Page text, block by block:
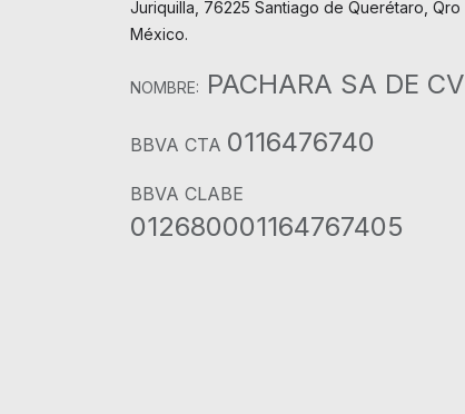
Juriquilla, 76225 Santiago de Querétaro, Qro
México.
NOMBRE: PACHARA SA DE CV
BBVA CTA 0116476740
BBVA CLABE
012680001164767405